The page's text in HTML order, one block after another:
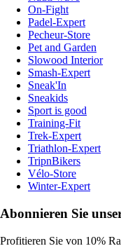
On-Fight
Padel-Expert
Pecheur-Store
Pet and Garden
Slowood Interior
Smash-Expert
Sneak'In
Sneakids
Sport is good
Training-Fit
Trek-Expert
Triathlon-Expert
TripnBikers
Vélo-Store
Winter-Expert
Abonnieren Sie
Profitieren Sie von 10%